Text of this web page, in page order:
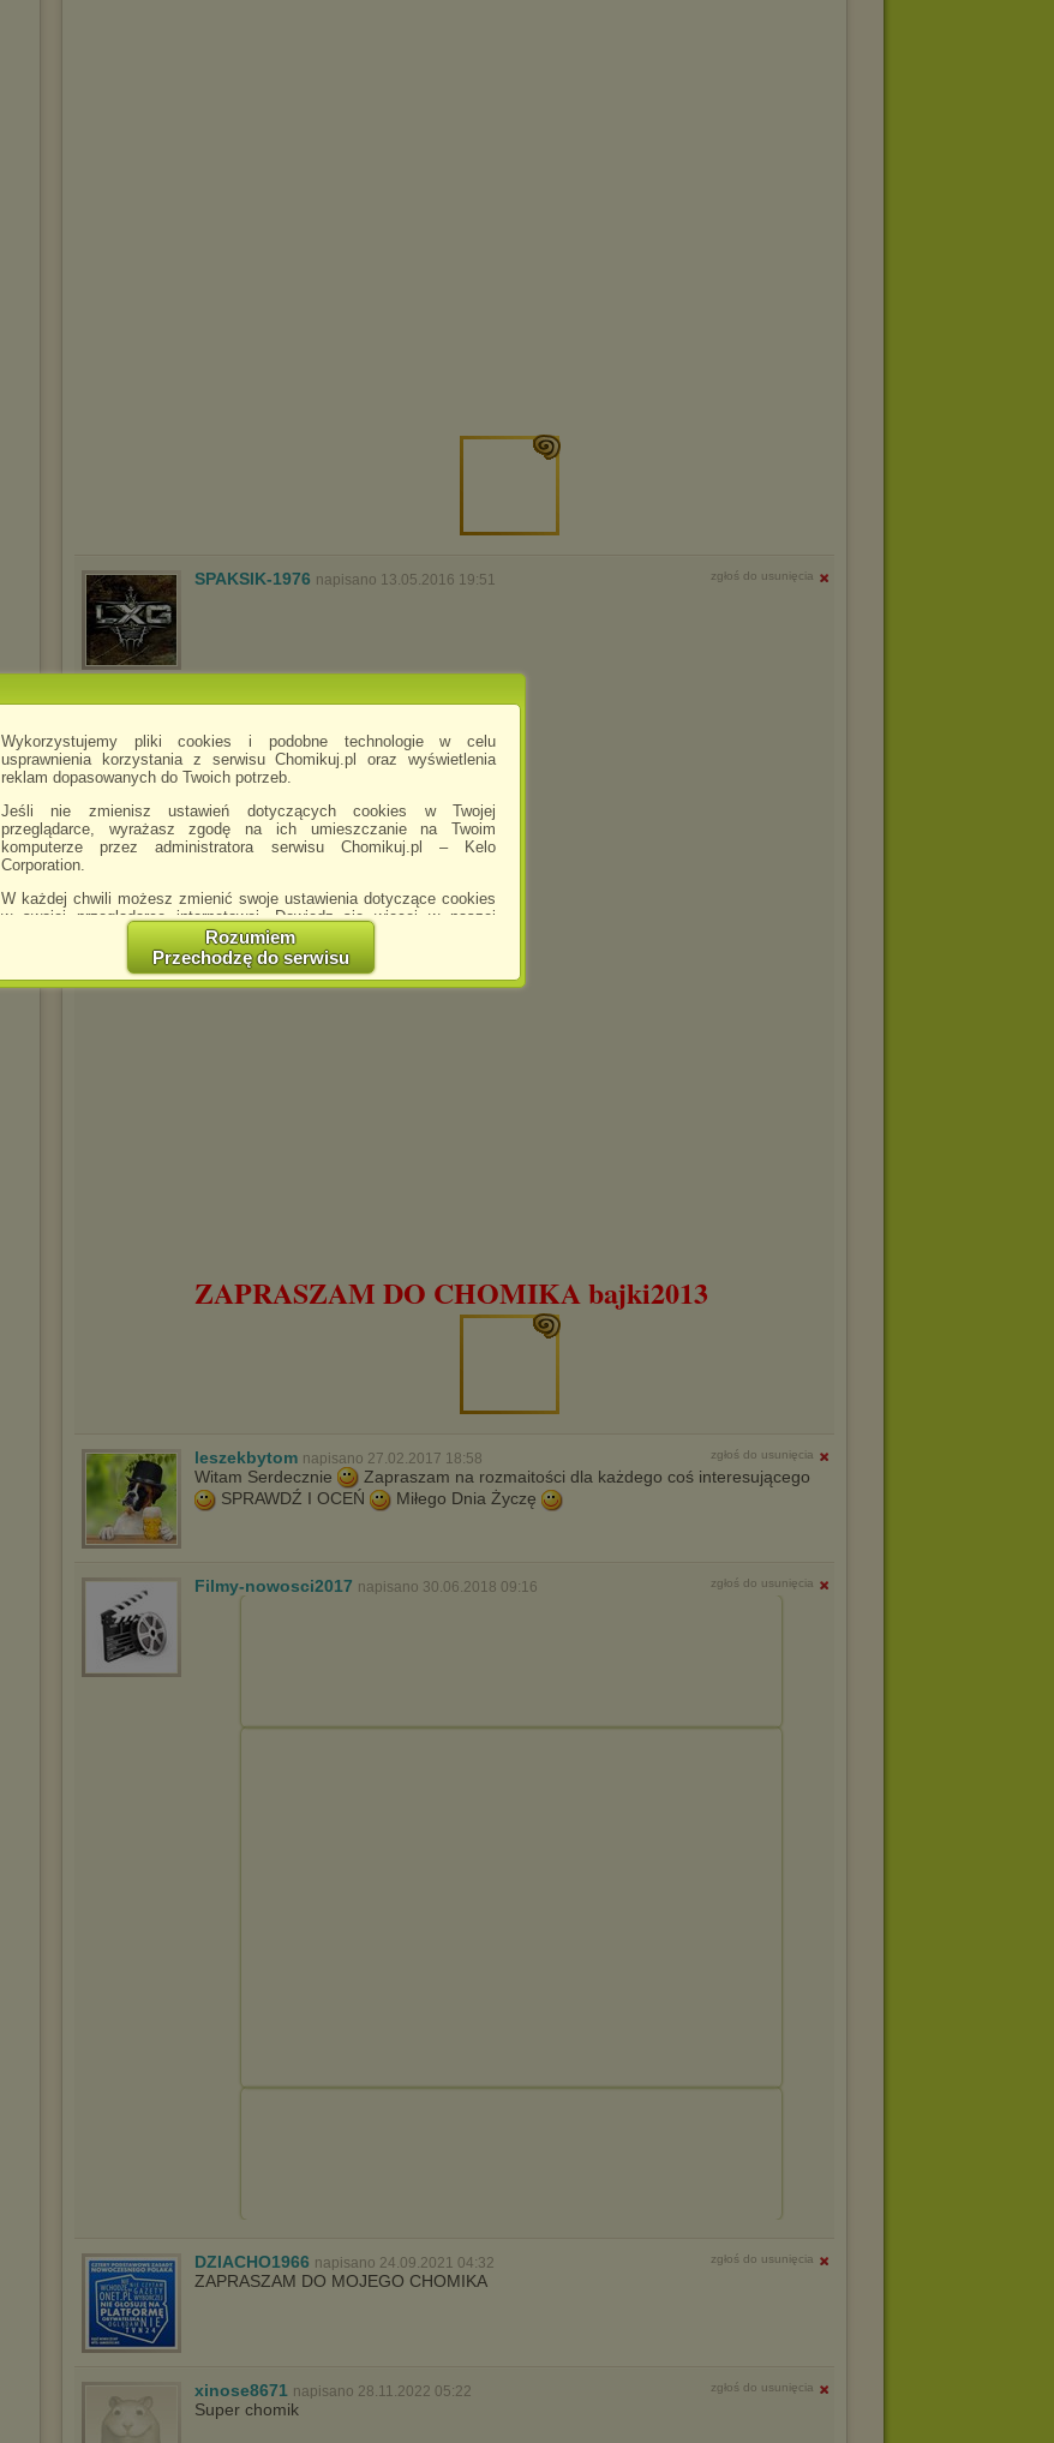
Wykorzystujemy pliki cookies i podobne technologie w celu
usprawnienia korzystania z serwisu Chomikuj.pl oraz wyświetlenia
reklam dopasowanych do Twoich potrzeb.
Jeśli nie zmienisz ustawień dotyczących cookies w Twojej
przeglądarce, wyrażasz zgodę na ich umieszczanie na Twoim
komputerze przez administratora serwisu Chomikuj.pl – Kelo
Corporation.
W każdej chwili możesz zmienić swoje ustawienia dotyczące cookies
w swojej przeglądarce internetowej. Dowiedz się więcej w naszej
http://chomikuj.pl/PolitykaPrywatnosci.aspx
Jednocześnie informujemy że zmiana ustawień przeglądarki może
spowodować ograniczenie korzystania ze strony Chomikuj.pl.
Pełną informację na ten temat znajdziesz pod adresem
Rozumiem
Przechodzę do serwisu
SPAKSIK-1976 napisano 13.05.2016 19:51 zgłoś do usunięcia
ZAPRASZAM DO CHOMIKA bajki2013
leszekbytom napisano 27.02.2017 18:58 zgłoś do usunięcia
Witam Serdecznie
Zapraszam na rozmaitości dla każdego coś interesującego
SPRAWDŹ I OCEŃ
Miłego Dnia Życzę
Filmy-nowosci2017 napisano 30.06.2018 09:16 zgłoś do usunięcia
DZIACHO1966 napisano 24.09.2021 04:32 zgłoś do usunięcia
ZAPRASZAM DO MOJEGO CHOMIKA
xinose8671 napisano 28.11.2022 05:22 zgłoś do usunięcia
Super chomik